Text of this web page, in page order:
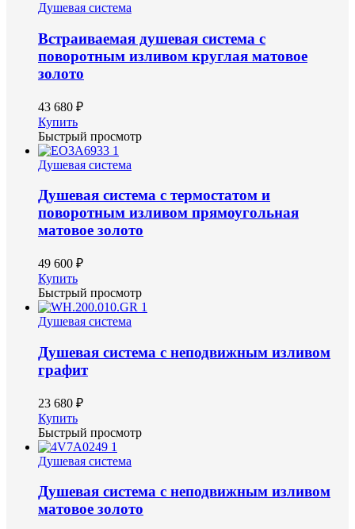
Душевая система
Встраиваемая душевая система с
поворотным изливом круглая матовое
золото
43 680 ₽
Купить
Быстрый просмотр
Душевая система
Душевая система с термостатом и
поворотным изливом прямоугольная
матовое золото
49 600 ₽
Купить
Быстрый просмотр
Душевая система
Душевая система с неподвижным изливом
графит
23 680 ₽
Купить
Быстрый просмотр
Душевая система
Душевая система с неподвижным изливом
матовое золото